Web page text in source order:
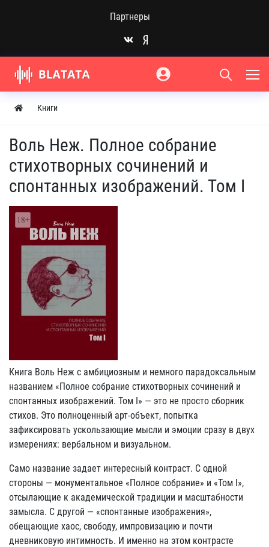
Партнеры
Книги
Воль Неж. Полное собрание
стихотворных сочинений и
спонтанных изображений. Том I
Книга Воль Неж с амбициозным и немного парадоксальным
названием «Полное собрание стихотворных сочинений и
спонтанных изображений. Том I» — это не просто сборник
стихов. Это полноценный арт-объект, попытка
зафиксировать ускользающие мысли и эмоции сразу в двух
измерениях: вербальном и визуальном.
Само название задает интересный контраст. С одной
стороны — монументальное «Полное собрание» и «Том I»,
отсылающие к академической традиции и масштабности
замысла. С другой — «спонтанные изображения»,
обещающие хаос, свободу, импровизацию и почти
дневниковую интимность. И именно на этом контрасте